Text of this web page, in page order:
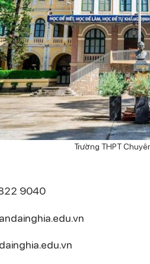
Trường THPT
9040